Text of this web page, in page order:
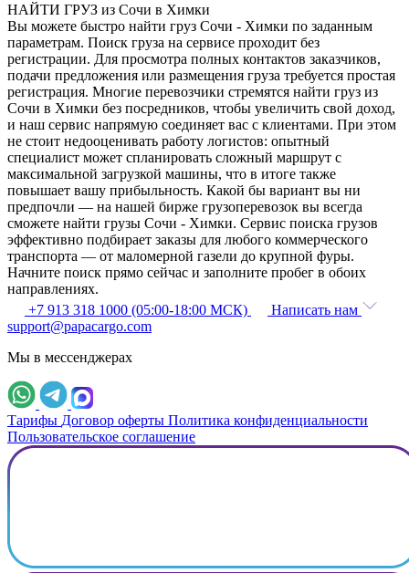
НАЙТИ ГРУЗ из Сочи в Химки
Вы можете быстро найти груз Сочи - Химки по заданным
параметрам. Поиск груза на сервисе проходит без
регистрации. Для просмотра полных контактов заказчиков,
подачи предложения или размещения груза требуется простая
регистрация. Многие перевозчики стремятся найти груз из
Сочи в Химки без посредников, чтобы увеличить свой доход,
и наш сервис напрямую соединяет вас с клиентами. При этом
не стоит недооценивать работу логистов: опытный
специалист может спланировать сложный маршрут с
максимальной загрузкой машины, что в итоге также
повышает вашу прибыльность. Какой бы вариант вы ни
предпочли — на нашей бирже грузоперевозок вы всегда
сможете найти грузы Сочи - Химки. Сервис поиска грузов
эффективно подбирает заказы для любого коммерческого
транспорта — от маломерной газели до крупной фуры.
Начните поиск прямо сейчас и заполните пробег в обоих
направлениях.
+7 913 318 1000 (05:00-18:00 МСК)
Написать нам
support@papacargo.com
Мы в мессенджерах
Тарифы Договор оферты Политика конфиденциальности
Пользовательское соглашение